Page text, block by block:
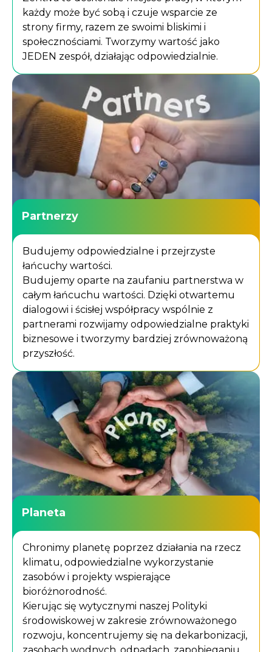
każdy może być sobą i czuje wsparcie ze
strony firmy, razem ze swoimi bliskimi i
społecznościami. Tworzymy wartość jako
JEDEN zespół, działając odpowiedzialnie.
Partnerzy
Budujemy odpowiedzialne i przejrzyste
łańcuchy wartości.
Budujemy oparte na zaufaniu partnerstwa w
całym łańcuchu wartości. Dzięki otwartemu
dialogowi i ścisłej współpracy wspólnie z
partnerami rozwijamy odpowiedzialne praktyki
biznesowe i tworzymy bardziej zrównoważoną
przyszłość.
Planeta
Chronimy planetę poprzez działania na rzecz
klimatu, odpowiedzialne wykorzystanie
zasobów i projekty wspierające
bioróżnorodność.
Kierując się wytycznymi naszej Polityki
środowiskowej w zakresie zrównoważonego
rozwoju, koncentrujemy się na dekarbonizacji,